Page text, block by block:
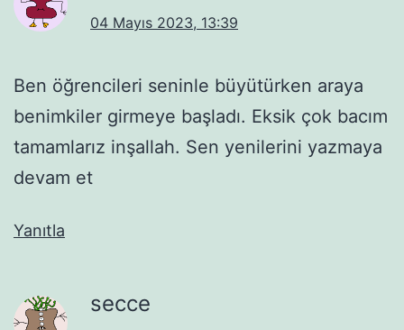
04 Mayıs 2023, 13:39
Ben öğrencileri seninle büyütürken araya
benimkiler girmeye başladı. Eksik çok bacım
tamamlarız inşallah. Sen yenilerini yazmaya
devam et
Yanıtla
secce